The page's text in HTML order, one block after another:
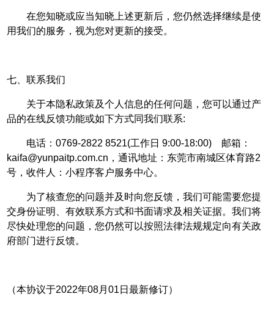
在您知晓或应当知晓上述更新后，您仍然选择继续是使
用我们的服务，视为您对更新的接受。
七、联系我们
关于本隐私政策及个人信息的任何问题，您可以通过产
品的在线反馈功能或如下方式同我们联系:
电话：0769-2822 8521(工作日 9:00-18:00) 邮箱：
kaifa@yunpaitp.com.cn，通讯地址：东莞市南城区体育路2
号，收件人：小程序客户服务中心。
为了核查您的问题并及时向您反馈，我们可能需要您提
交身份证明、有效联系方式和书面请求及相关证据。我们将
尽快处理您的问题，您仍然可以按照法律法规规定向有关政
府部门进行反馈。
（本协议于2022年08月01日最新修订）